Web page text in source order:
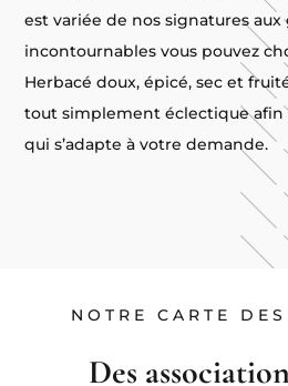
est variée de nos signatures aux
incontournables vous pouvez
Herbacé doux, épicé, sec et
tout simplement éclectique
qui s’adapte à votre demande.
NOTRE CARTE
Des